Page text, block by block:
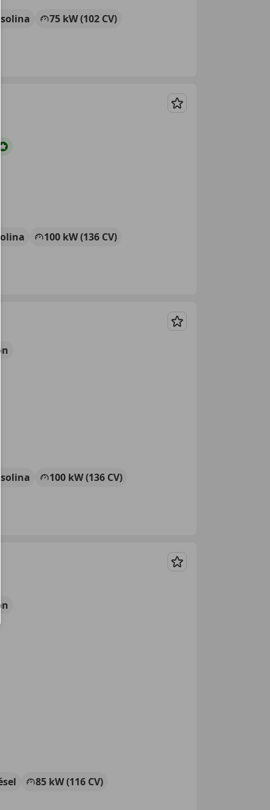
75 kW (102 CV)
Guardar
100 kW (136 CV)
Guardar
100 kW (136 CV)
Guardar
85 kW (116 CV)